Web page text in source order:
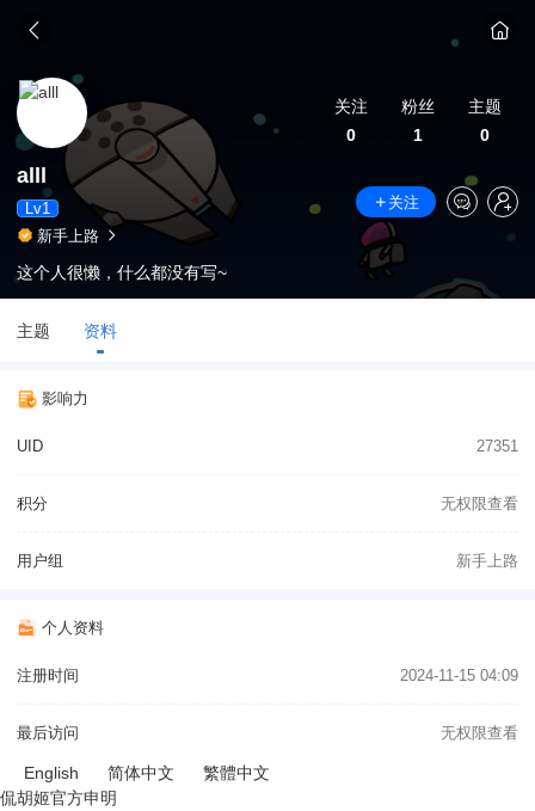
关注
0
粉丝
1
主题
0
alll
Lv1
关注
新手上路
这个人很懒，什么都没有写~
主题 资料
影响力
UID 27351
积分 无权限查看
用户组 新手上路
个人资料
注册时间 2024-11-15 04:09
最后访问 无权限查看
English 简体中文
繁體中文
侃胡姬官方申明